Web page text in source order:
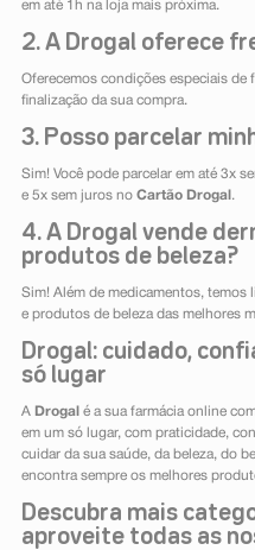
em até 1h na loja mais próxima.
2. A Drogal oferece
Oferecemos condições especiais de
finalização da sua compra.
3. Posso parcelar
Sim! Você pode parcelar em até 3x
e 5x sem juros no Cartão Drogal .
4. A Drogal vende
produtos de beleza?
Sim! Além de medicamentos, temos
e produtos de beleza das melhores
Drogal: cuidado,
só lugar
A Drogal é a sua farmácia online
em um só lugar, com praticidade,
cuidar da sua saúde, da beleza, do
encontra sempre os melhores
Descubra mais
aproveite todas as